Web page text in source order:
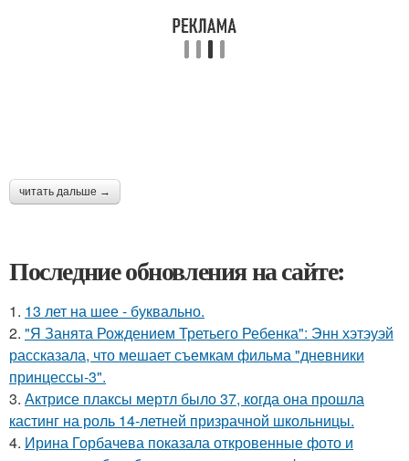
читать дальше →
Последние обновления на сайте:
1. 13 лет на шее - буквально.
2. "Я Занята Рождением Третьего Ребенка": Энн хэтэуэй
рассказала, что мешает съемкам фильма "дневники
принцессы-3".
3. Актрисе плаксы мертл было 37, когда она прошла
кастинг на роль 14-летней призрачной школьницы.
4. Ирина Горбачева показала откровенные фото и